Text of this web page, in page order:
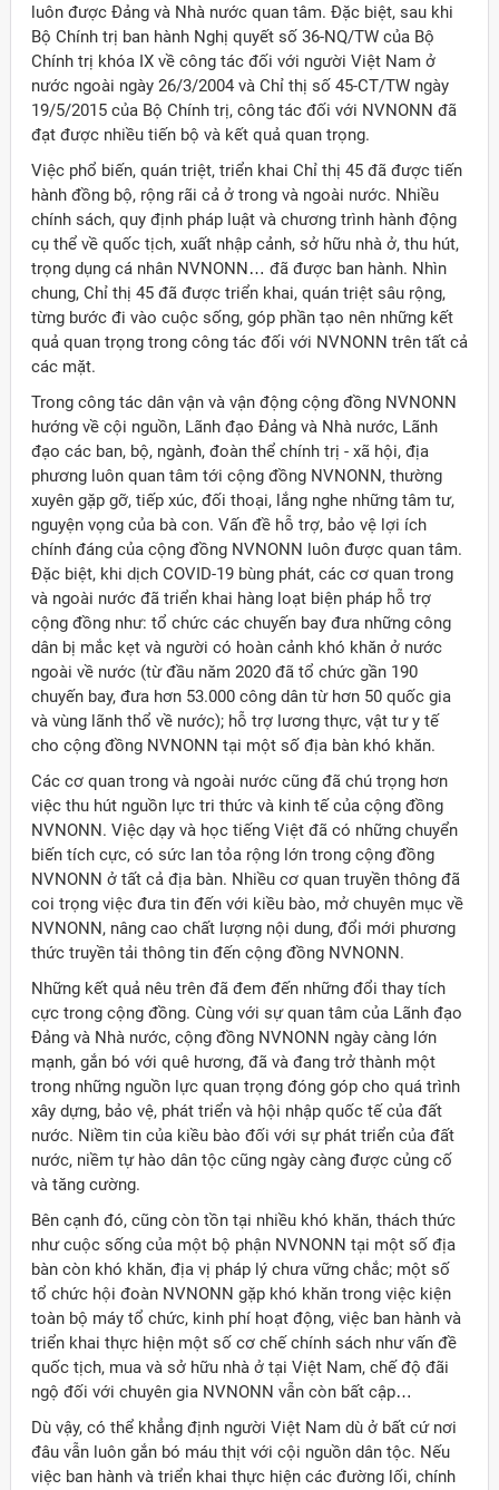
luôn được Đảng và Nhà nước quan tâm. Đặc biệt, sau khi
Bộ Chính trị ban hành Nghị quyết số 36-NQ/TW của Bộ
Chính trị khóa IX về công tác đối với người Việt Nam ở
nước ngoài ngày 26/3/2004 và Chỉ thị số 45-CT/TW ngày
19/5/2015 của Bộ Chính trị, công tác đối với NVNONN đã
đạt được nhiều tiến bộ và kết quả quan trọng.
Việc phổ biến, quán triệt, triển khai Chỉ thị 45 đã được tiến
hành đồng bộ, rộng rãi cả ở trong và ngoài nước. Nhiều
chính sách, quy định pháp luật và chương trình hành động
cụ thể về quốc tịch, xuất nhập cảnh, sở hữu nhà ở, thu hút,
trọng dụng cá nhân NVNONN… đã được ban hành. Nhìn
chung, Chỉ thị 45 đã được triển khai, quán triệt sâu rộng,
từng bước đi vào cuộc sống, góp phần tạo nên những kết
quả quan trọng trong công tác đối với NVNONN trên tất cả
các mặt.
Trong công tác dân vận và vận động cộng đồng NVNONN
hướng về cội nguồn, Lãnh đạo Đảng và Nhà nước, Lãnh
đạo các ban, bộ, ngành, đoàn thể chính trị - xã hội, địa
phương luôn quan tâm tới cộng đồng NVNONN, thường
xuyên gặp gỡ, tiếp xúc, đối thoại, lắng nghe những tâm tư,
nguyện vọng của bà con. Vấn đề hỗ trợ, bảo vệ lợi ích
chính đáng của cộng đồng NVNONN luôn được quan tâm.
Đặc biệt, khi dịch COVID-19 bùng phát, các cơ quan trong
và ngoài nước đã triển khai hàng loạt biện pháp hỗ trợ
cộng đồng như: tổ chức các chuyến bay đưa những công
dân bị mắc kẹt và người có hoàn cảnh khó khăn ở nước
ngoài về nước (từ đầu năm 2020 đã tổ chức gần 190
chuyến bay, đưa hơn 53.000 công dân từ hơn 50 quốc gia
và vùng lãnh thổ về nước); hỗ trợ lương thực, vật tư y tế
cho cộng đồng NVNONN tại một số địa bàn khó khăn.
Các cơ quan trong và ngoài nước cũng đã chú trọng hơn
việc thu hút nguồn lực tri thức và kinh tế của cộng đồng
NVNONN. Việc dạy và học tiếng Việt đã có những chuyển
biến tích cực, có sức lan tỏa rộng lớn trong cộng đồng
NVNONN ở tất cả địa bàn. Nhiều cơ quan truyền thông đã
coi trọng việc đưa tin đến với kiều bào, mở chuyên mục về
NVNONN, nâng cao chất lượng nội dung, đổi mới phương
thức truyền tải thông tin đến cộng đồng NVNONN.
Những kết quả nêu trên đã đem đến những đổi thay tích
cực trong cộng đồng. Cùng với sự quan tâm của Lãnh đạo
Đảng và Nhà nước, cộng đồng NVNONN ngày càng lớn
mạnh, gắn bó với quê hương, đã và đang trở thành một
trong những nguồn lực quan trọng đóng góp cho quá trình
xây dựng, bảo vệ, phát triển và hội nhập quốc tế của đất
nước. Niềm tin của kiều bào đối với sự phát triển của đất
nước, niềm tự hào dân tộc cũng ngày càng được củng cố
và tăng cường.
Bên cạnh đó, cũng còn tồn tại nhiều khó khăn, thách thức
như cuộc sống của một bộ phận NVNONN tại một số địa
bàn còn khó khăn, địa vị pháp lý chưa vững chắc; một số
tổ chức hội đoàn NVNONN gặp khó khăn trong việc kiện
toàn bộ máy tổ chức, kinh phí hoạt động, việc ban hành và
triển khai thực hiện một số cơ chế chính sách như vấn đề
quốc tịch, mua và sở hữu nhà ở tại Việt Nam, chế độ đãi
ngộ đối với chuyên gia NVNONN vẫn còn bất cập…
Dù vậy, có thể khẳng định người Việt Nam dù ở bất cứ nơi
đâu vẫn luôn gắn bó máu thịt với cội nguồn dân tộc. Nếu
việc ban hành và triển khai thực hiện các đường lối, chính